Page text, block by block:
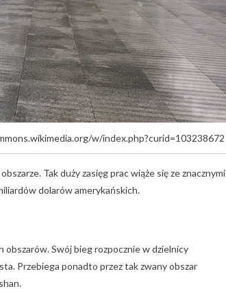
w/index.php?curid=103238672
Tak duży zasięg prac wiąże się ze znacznymi
dolarów amerykańskich.
obszarów. Swój bieg rozpocznie w dzielnicy
Przebiega ponadto przez tak zwany obszar